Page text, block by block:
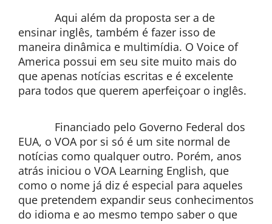
Aqui além da proposta ser a de
ensinar inglês, também é fazer isso de
maneira dinâmica e multimídia. O Voice of
America possui em seu site muito mais do
que apenas notícias escritas e é excelente
para todos que querem aperfeiçoar o inglês.
Financiado pelo Governo Federal dos
EUA, o VOA por si só é um site normal de
notícias como qualquer outro. Porém, anos
atrás iniciou o VOA Learning English, que
como o nome já diz é especial para aqueles
que pretendem expandir seus conhecimentos
do idioma e ao mesmo tempo saber o que